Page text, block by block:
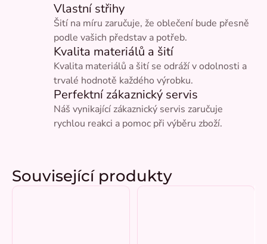
Vlastní střihy
Šití na míru zaručuje, že oblečení bude přesně
podle vašich představ a potřeb.
Kvalita materiálů a šití
Kvalita materiálů a šití se odráží v odolnosti a
trvalé hodnotě každého výrobku.
Perfektní zákaznický servis
Náš vynikající zákaznický servis zaručuje
rychlou reakci a pomoc při výběru zboží.
Související produkty